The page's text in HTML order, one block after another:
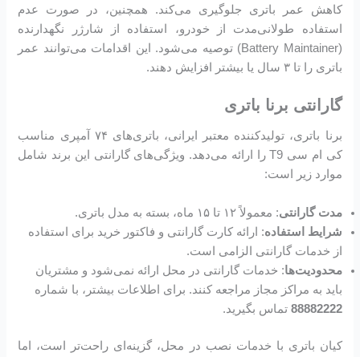
کاهش عمر باتری جلوگیری می‌کند. همچنین، در صورت عدم
استفاده طولانی‌مدت از خودرو، استفاده از شارژر نگهدارنده
(Battery Maintainer) توصیه می‌شود. این اقدامات می‌توانند عمر
باتری را تا ۳ سال یا بیشتر افزایش دهند.
گارانتی برنا باتری
برنا باتری، تولیدکننده معتبر ایرانی، باتری‌های ۷۴ آمپری مناسب
کی ام سی T9 را ارائه می‌دهد. ویژگی‌های گارانتی این برند شامل
موارد زیر است:
مدت گارانتی: معمولاً ۱۲ تا ۱۵ ماه، بسته به مدل باتری.
شرایط استفاده: ارائه کارت گارانتی و فاکتور خرید برای استفاده
از خدمات گارانتی الزامی است.
محدودیت‌ها: خدمات گارانتی در محل ارائه نمی‌شود و مشتریان
باید به مراکز مجاز مراجعه کنند. برای اطلاعات بیشتر، با شماره
88882222 تماس بگیرید.
کیان باتری با خدمات نصب در محل، گزینه‌ای راحت‌تر است، اما